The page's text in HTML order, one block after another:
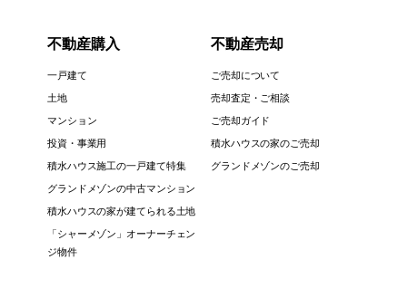
不動産購入
一戸建て
土地
マンション
投資・事業用
積水ハウス施工の一戸建て特集
グランドメゾンの中古マンション
積水ハウスの家が建てられる土地
「シャーメゾン」オーナーチェン
ジ物件
不動産売却
ご売却について
売却査定・ご相談
ご売却ガイド
積水ハウスの家のご売却
グランドメゾンのご売却